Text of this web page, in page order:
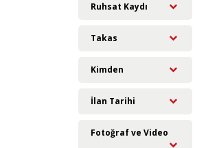
Ruhsat Kaydı
Takas
Kimden
İlan Tarihi
Fotoğraf ve Video